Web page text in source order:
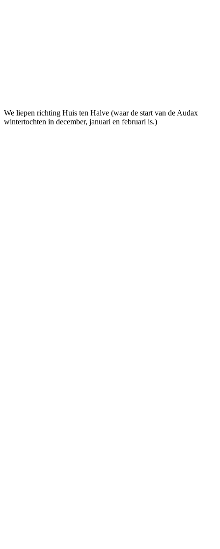
We liepen richting Huis ten Halve (waar de start van de Audax
wintertochten in december, januari en februari is.)